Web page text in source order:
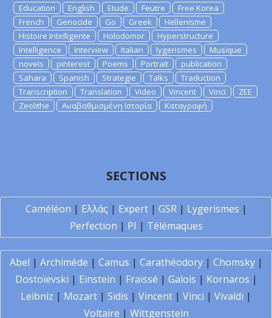
Education
English Etude Feutre
Free Korea
French
Genocide Go Greek
Hellenisme
Histoire Intelligente
Holodomor
Hyperstructure
Intelligence
Interview Italian lygerismes
Musique
novels
pinterest Poems Portrait
publication
Sahara
Spanish Strategie Talks
Traduction
Transcription
Translation Video Vincent Vinci
ZEE
Zeolithe
Αναβαθμισμένη Ιστορία Καταγραφή
SECTIONS
Caméléon | Ελλάς | Expert| GSR| Lygerismes |
Perfection | PI | Télémaques
Abel | Archimède | Camus | Carathéodory| Chomsky|
Dostoïevski | Einstein | Fraïssé | Galois | Kornaros |
Leibniz | Mozart | Sidis | Vincent | Vinci | Vivaldi |
Voltaire | Wittgenstein